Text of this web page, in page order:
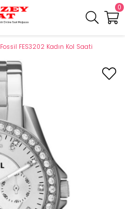
0
Fossil FES3202 Kadın Kol Saati